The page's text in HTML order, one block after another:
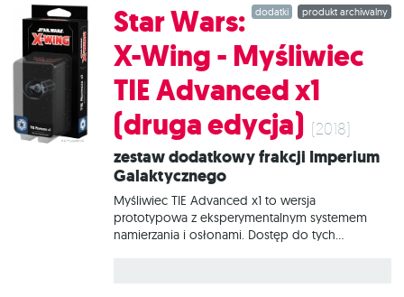
zestawie znajduje się wszystko, co niezbędne,
aby dodać do gry 1 statek Myśliwiec N-1 Korpusu
produkt archiwalny
dodatki
Star Wars:
X-Wing - Myśliwiec
TIE Advanced x1
(druga edycja) (2018)
Zestaw dodatkowy frakcji Imperium
Galaktycznego
Myśliwiec TIE Advanced x1 to wersja
prototypowa z eksperymentalnym systemem
namierzania i osłonami. Dostęp do tych